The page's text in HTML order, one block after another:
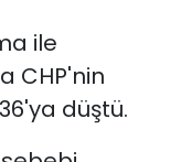
ile
CHP'nin
düştü.